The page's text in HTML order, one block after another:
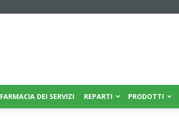
FARMACIA DEI SERVIZI REPARTI PRODOTTI